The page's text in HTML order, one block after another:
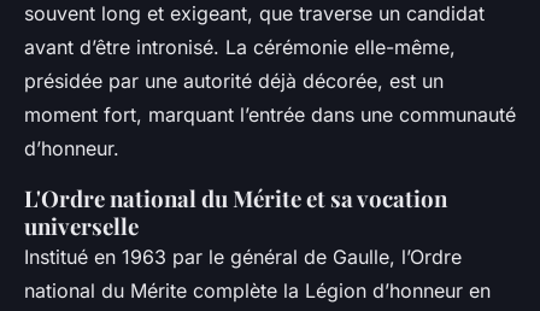
souvent long et exigeant, que traverse un candidat
avant d’être intronisé. La cérémonie elle-même,
présidée par une autorité déjà décorée, est un
moment fort, marquant l’entrée dans une communauté
d’honneur.
L'Ordre national du Mérite et sa vocation
universelle
Institué en 1963 par le général de Gaulle, l’Ordre
national du Mérite complète la Légion d’honneur en